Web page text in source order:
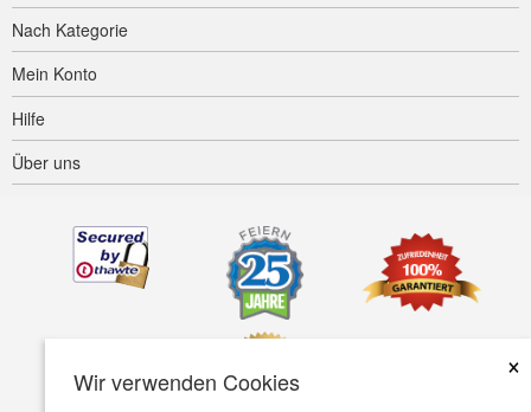
Wir verwenden Cookies
×
Nach Kategorie
Mein Konto
Hilfe
Über uns